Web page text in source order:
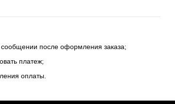
после оформления заказа;
платеж;
оплаты.